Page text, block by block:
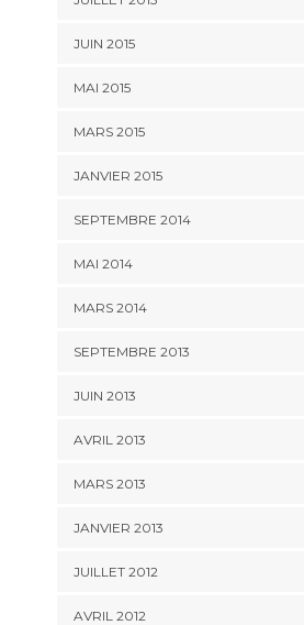
JUIN 2015
MAI 2015
MARS 2015
JANVIER 2015
SEPTEMBRE 2014
MAI 2014
MARS 2014
SEPTEMBRE 2013
JUIN 2013
AVRIL 2013
MARS 2013
JANVIER 2013
JUILLET 2012
AVRIL 2012